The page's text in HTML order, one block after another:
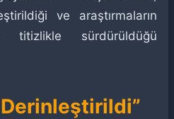
ve araştırmaların
sürdürüldüğü